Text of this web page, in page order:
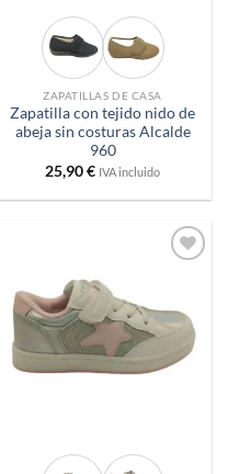
ZAPATILLAS DE CASA
Zapatilla con tejido nido de
abeja sin costuras Alcalde
960
25,90€ IVA incluido